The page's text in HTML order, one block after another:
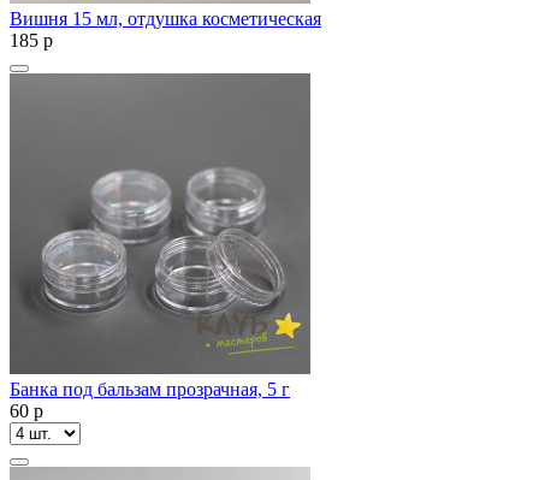
Вишня 15 мл, отдушка косметическая
185 p
Банка под бальзам прозрачная, 5 г
60 p